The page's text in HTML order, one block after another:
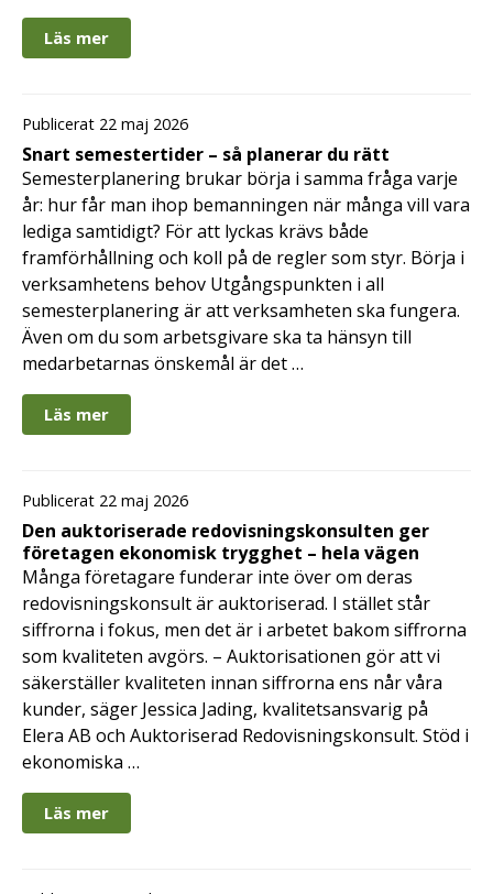
Läs mer
Publicerat 22 maj 2026
Snart semestertider – så planerar du rätt
Semesterplanering brukar börja i samma fråga varje
år: hur får man ihop bemanningen när många vill vara
lediga samtidigt? För att lyckas krävs både
framförhållning och koll på de regler som styr. Börja i
verksamhetens behov Utgångspunkten i all
semesterplanering är att verksamheten ska fungera.
Även om du som arbetsgivare ska ta hänsyn till
medarbetarnas önskemål är det …
Läs mer
Publicerat 22 maj 2026
Den auktoriserade redovisningskonsulten ger
företagen ekonomisk trygghet – hela vägen
Många företagare funderar inte över om deras
redovisningskonsult är auktoriserad. I stället står
siffrorna i fokus, men det är i arbetet bakom siffrorna
som kvaliteten avgörs. – Auktorisationen gör att vi
säkerställer kvaliteten innan siffrorna ens når våra
kunder, säger Jessica Jading, kvalitetsansvarig på
Elera AB och Auktoriserad Redovisningskonsult. Stöd i
ekonomiska …
Läs mer